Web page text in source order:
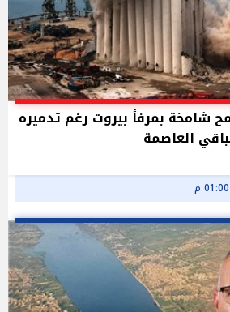
شامخة بمرفأ بيروت رغم تدميره
العاصمة